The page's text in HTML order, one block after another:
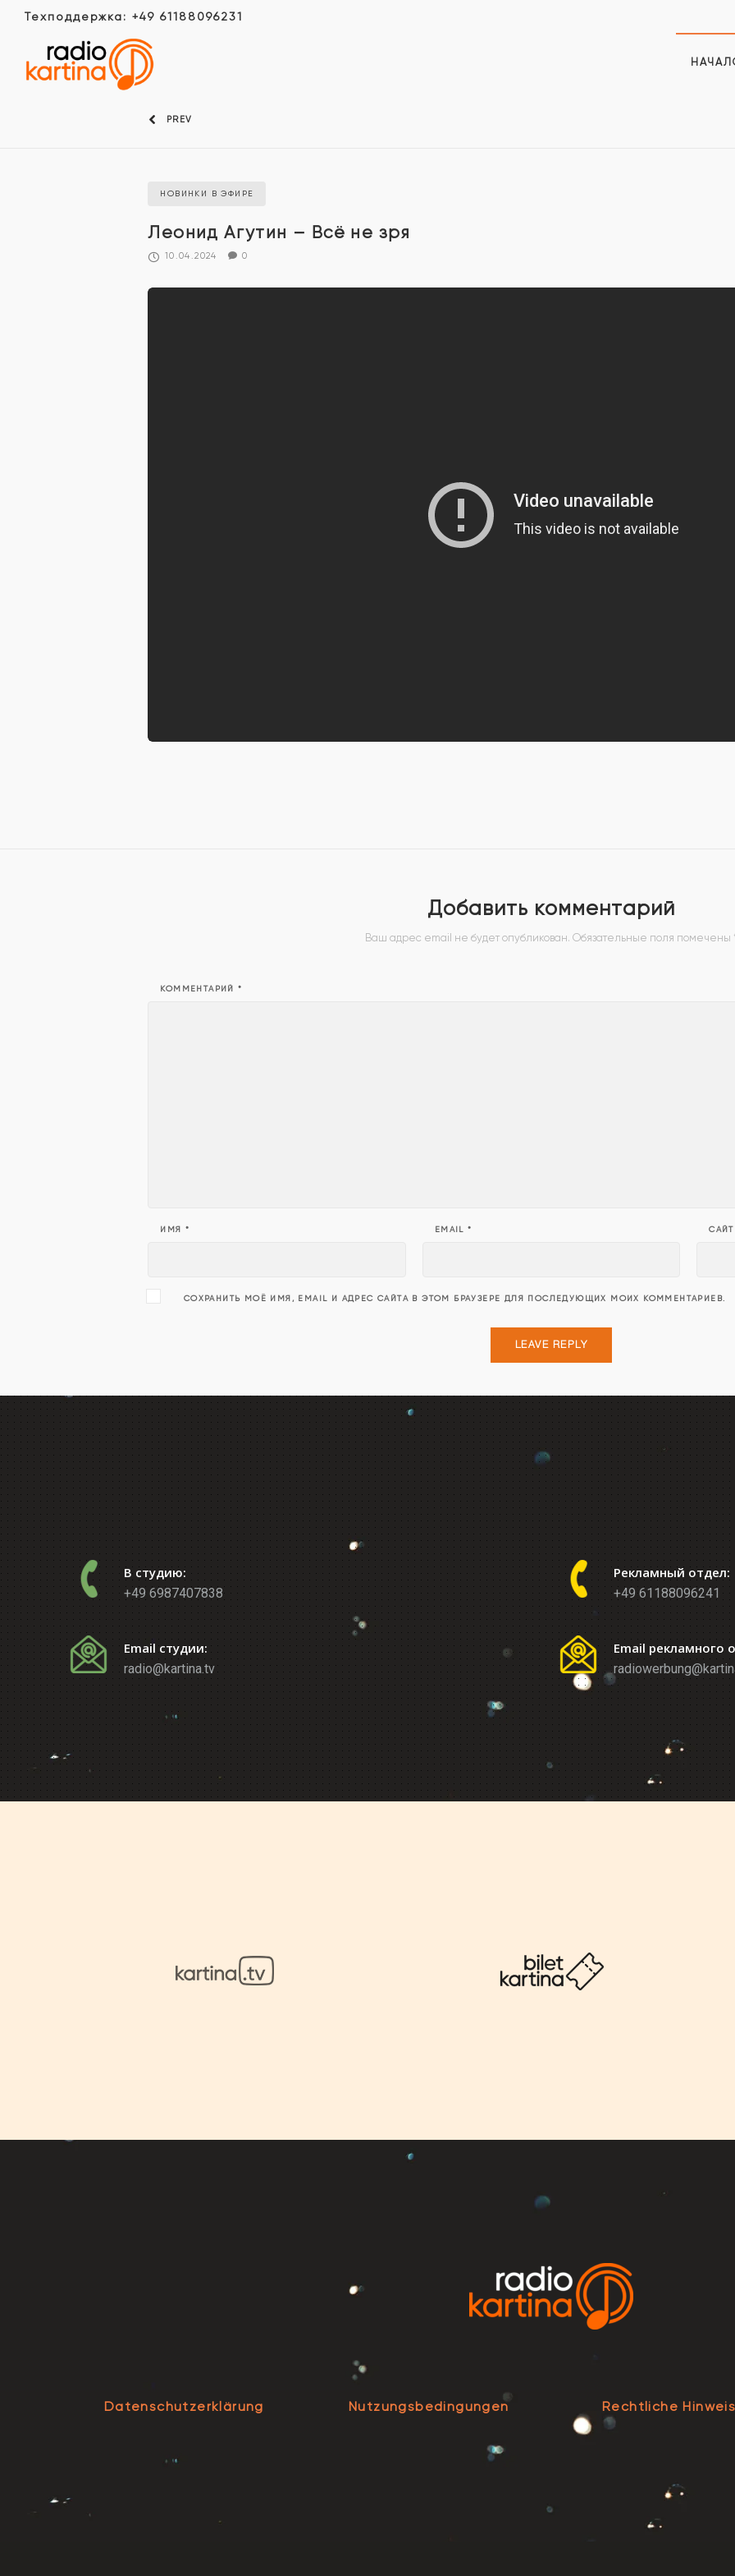
Техподдержка: +49 61188096231
PREV
НОВИНКИ В ЭФИРЕ
Леонид Агутин – Всё не зря
10.04.2024 0
Добавить комментарий
Ваш адрес email не будет опубликован. Обязательные поля помечены
КОММЕНТАРИЙ*
ИМЯ * EMAIL* САЙТ
СОХРАНИТЬ МОЁ ИМЯ, EMAIL И АДРЕС САЙТА В ЭТОМ БРАУЗЕРЕ ДЛЯ ПОСЛЕДУЮЩИХ МОИХ КОММЕНТАРИЕВ.
В студию:
+49 6987407838
Email студии:
radio@kartina.tv
Рекламный отдел:
+49 61188096241
Email рекламного
Datenschutzerklärung Nutzungsbedingungen Rechtliche